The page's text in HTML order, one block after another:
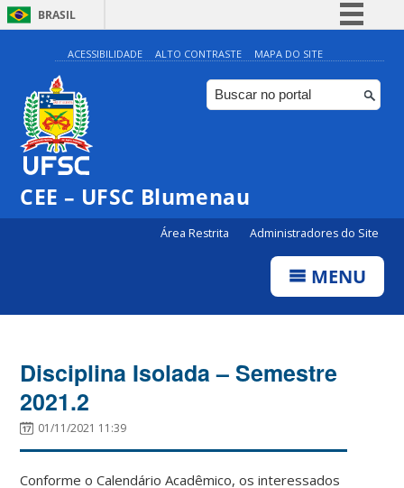
BRASIL
Simplifique!
Comunica BR
Participe
ACESSIBILIDADE ALTO CONTRASTE MAPA DO SITE
CEE – UFSC Blumenau
Área Restrita Administradores do Site
MENU
Disciplina Isolada – Semestre
2021.2
01/11/2021 11:39
Conforme o Calendário Acadêmico, os interessados